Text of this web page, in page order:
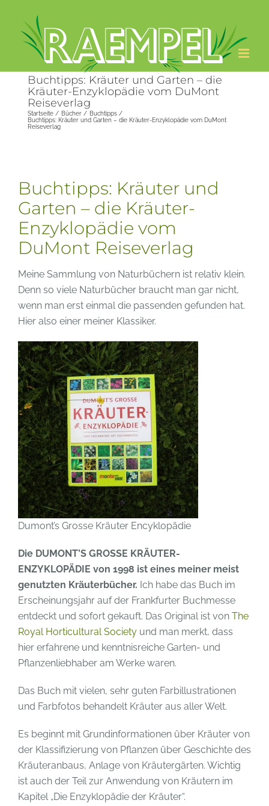
springen
Buchtipps: Kräuter und Garten – die
Kräuter-Enzyklopädie vom DuMont
Reiseverlag
Startseite Bücher
Buchtipps
Buchtipps: Kräuter und Garten – die Kräuter-Enzyklopädie vom DuMont
Reiseverlag
Buchtipps: Kräuter und
Garten – die Kräuter-
Enzyklopädie vom
DuMont Reiseverlag
Meine Sammlung von Naturbüchern ist relativ klein.
Denn so viele Naturbücher braucht man gar nicht,
wenn man erst einmal die passenden gefunden hat.
Hier also einer meiner Klassiker.
Dumont’s Grosse Kräuter Encyklopädie
Die DUMONT’S GROSSE KRÄUTER-
ENZYKLOPÄDIE von 1998 ist eines meiner meist
genutzten Kräuterbücher. Ich habe das Buch im
Erscheinungsjahr auf der Frankfurter Buchmesse
entdeckt und sofort gekauft. Das Original ist von The
Royal Horticultural Society und man merkt, dass
hier erfahrene und kenntnisreiche Garten- und
Pflanzenliebhaber am Werke waren.
Das Buch mit vielen, sehr guten Farbillustrationen
und Farbfotos behandelt Kräuter aus aller Welt.
Es beginnt mit Grundinformationen über Kräuter von
der Klassifizierung von Pflanzen über Geschichte des
Kräuteranbaus, Anlage von Kräutergärten. Wichtig
ist auch der Teil zur Anwendung von Kräutern im
Kapitel „Die Enzyklopädie der Kräuter“.